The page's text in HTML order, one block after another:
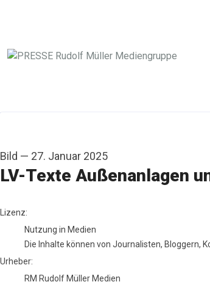
Bild — 27. Januar 2025
LV-Texte Außenanlagen
RM Rudolf Müller Medien
Lizenz:
Nutzung in Medien
Die Inhalte können von Journalisten,
Urheber:
RM Rudolf Müller Medien